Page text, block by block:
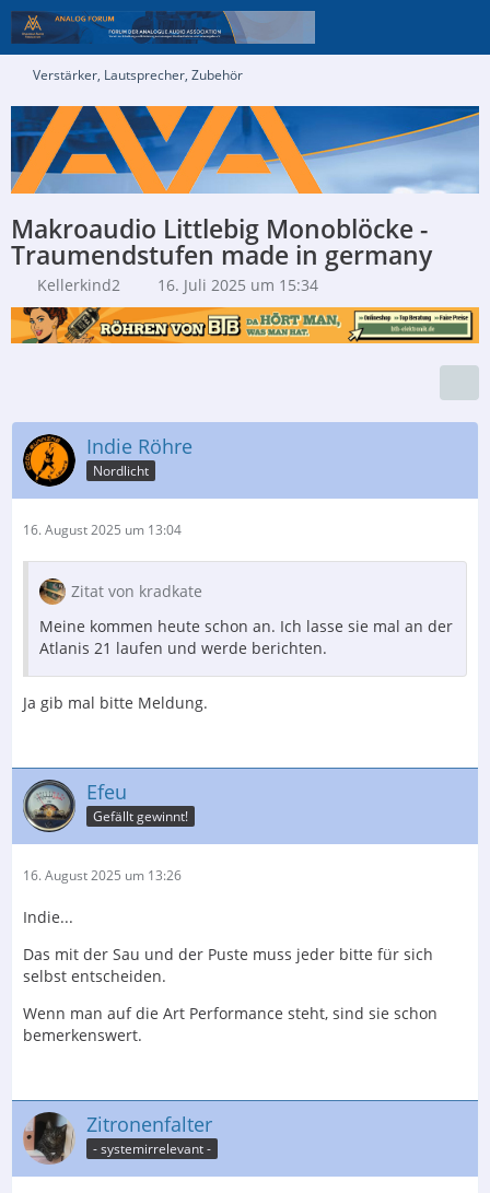
Verstärker, Lautsprecher, Zubehör
Makroaudio Littlebig Monoblöcke -
Traumendstufen made in germany
Kellerkind2 16. Juli 2025 um 15:34
Indie Röhre
Nordlicht
16. August 2025 um 13:04
Zitat von kradkate
Meine kommen heute schon an. Ich lasse sie mal an der
Atlanis 21 laufen und werde berichten.
Ja gib mal bitte Meldung.
Efeu
Gefällt gewinnt!
16. August 2025 um 13:26
Indie...
Das mit der Sau und der Puste muss jeder bitte für sich
selbst entscheiden.
Wenn man auf die Art Performance steht, sind sie schon
bemerkenswert.
Zitronenfalter
- systemirrelevant -